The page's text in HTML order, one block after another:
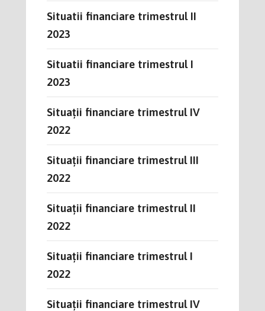
Situatii financiare trimestrul II
2023
Situatii financiare trimestrul I
2023
Situații financiare trimestrul IV
2022
Situații financiare trimestrul III
2022
Situații financiare trimestrul II
2022
Situații financiare trimestrul I
2022
Situații financiare trimestrul IV